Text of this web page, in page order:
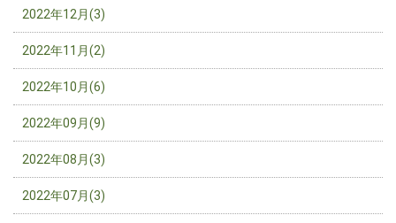
2022年12月(3)
2022年11月(2)
2022年10月(6)
2022年09月(9)
2022年08月(3)
2022年07月(3)